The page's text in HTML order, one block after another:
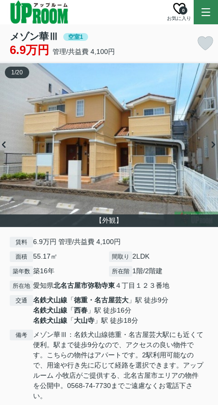
お気に入り
0
メゾン華Ⅲ 空室1
6.9万円 管理/共益費 4,100円
【外観】
1/20
賃料 6.9万円 管理/共益費 4,100円
面積 55.17㎡ 間取り 2LDK
築年数 築16年 所在階 1階/2階建
所在地 愛知県北名古屋市弥勒寺東４丁目１２３番地
交通 名鉄犬山線 「徳重・名古屋芸大 」駅 徒歩9分
名鉄犬山線 「西春 」駅 徒歩16分
名鉄犬山線 「大山寺 」駅 徒歩18分
備考
メゾン華Ⅲ：名鉄犬山線徳重・名古屋芸大駅にも近くて
便利。駅まで徒歩9分なので、アクセスの良い物件で
す。こちらの物件はアパートです。2駅利用可能なの
で、用途や行き先に応じて経路を選択できます。アップ
ルーム 小牧店がご提供する、北名古屋市エリアの物件
を公開中。0568-74-7730までご遠慮なくお電話下さ
い。